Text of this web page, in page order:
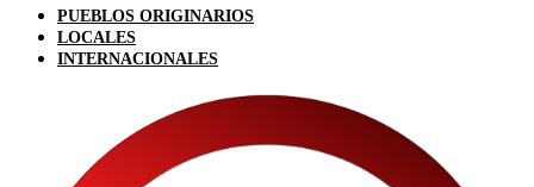
PUEBLOS ORIGINARIOS
LOCALES
INTERNACIONALES